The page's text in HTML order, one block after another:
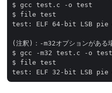
$ gcc test.c -o test
$ file test
test: ELF 64-bit LSB pie
(注釈)：-m32オプションがある
$ gcc -m32 test.c -o test
$ file test